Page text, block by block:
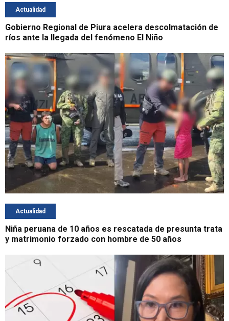
Actualidad
Gobierno Regional de Piura acelera descolmatación de
ríos ante la llegada del fenómeno El Niño
Actualidad
Niña peruana de 10 años es rescatada de presunta trata
y matrimonio forzado con hombre de 50 años